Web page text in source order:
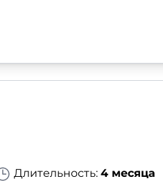
Длительность: 4 месяца